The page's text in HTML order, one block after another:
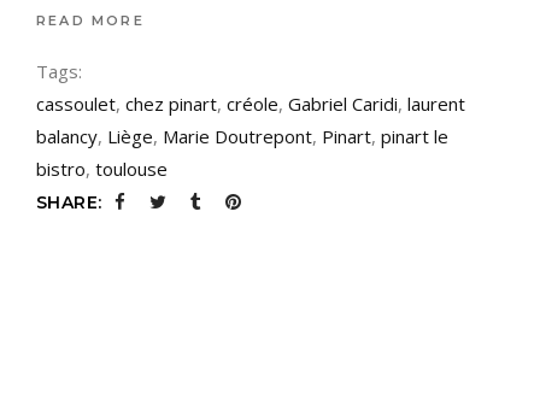
READ MORE
Tags:
cassoulet, chez pinart, créole, Gabriel Caridi, laurent
balancy, Liège, Marie Doutrepont, Pinart, pinart le
bistro, toulouse
SHARE: